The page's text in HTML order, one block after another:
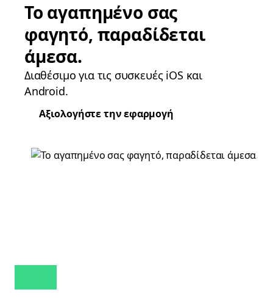
Το αγαπημένο σας
φαγητό, παραδίδεται
άμεσα.
Διαθέσιμο για τις συσκευές iOS και
Android.
Αξιολογήστε την εφαρμογή